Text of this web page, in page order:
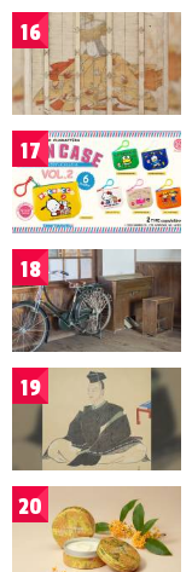
16
17
18
19
20